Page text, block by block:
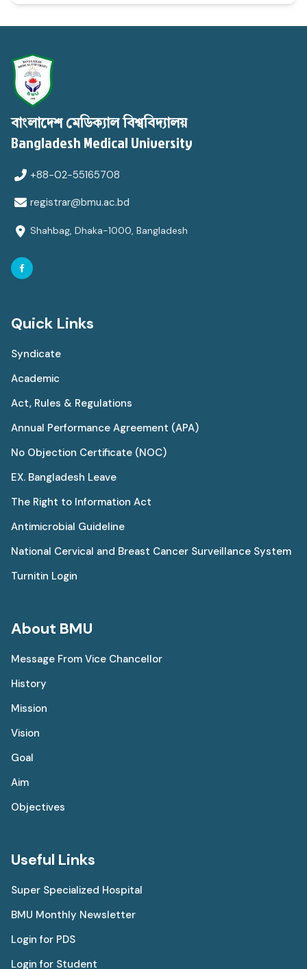
বাংলাদেশ মেডিক্যাল বিশ্ববিদ্যালয়
Bangladesh Medical University
+88-02-55165708
registrar@bmu.ac.bd
Shahbag, Dhaka-1000, Bangladesh
Quick Links
Syndicate
Academic
Act, Rules & Regulations
Annual Performance Agreement (APA)
No Objection Certificate (NOC)
EX. Bangladesh Leave
The Right to Information Act
Antimicrobial Guideline
National Cervical and Breast Cancer Surveillance System
Turnitin Login
About BMU
Message From Vice Chancellor
History
Mission
Vision
Goal
Aim
Objectives
Useful Links
Super Specialized Hospital
BMU Monthly Newsletter
Login for PDS
Login for Student